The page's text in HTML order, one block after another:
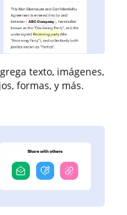
texto, imágenes,
formas, y más.